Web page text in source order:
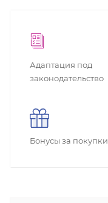
Адаптация под
законодательство
Бонусы за покупки